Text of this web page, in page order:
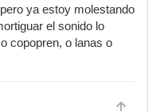
ya estoy molestando
el sonido lo
copopren, o lanas o